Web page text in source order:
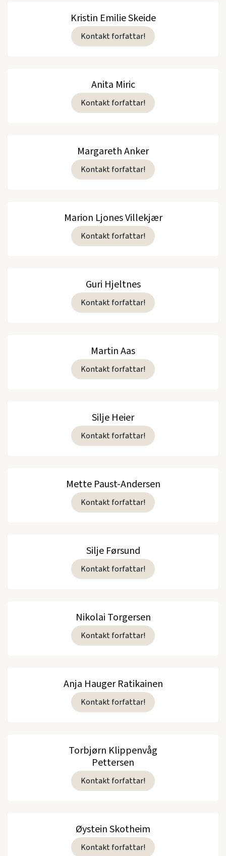
Kristin Emilie Skeide
Kontakt forfattar!
Anita Miric
Kontakt forfattar!
Margareth Anker
Kontakt forfattar!
Marion Ljones Villekjær
Kontakt forfattar!
Guri Hjeltnes
Kontakt forfattar!
Martin Aas
Kontakt forfattar!
Silje Heier
Kontakt forfattar!
Mette Paust-Andersen
Kontakt forfattar!
Silje Førsund
Kontakt forfattar!
Nikolai Torgersen
Kontakt forfattar!
Anja Hauger Ratikainen
Kontakt forfattar!
Torbjørn Klippenvåg
Pettersen
Kontakt forfattar!
Øystein Skotheim
Kontakt forfattar!